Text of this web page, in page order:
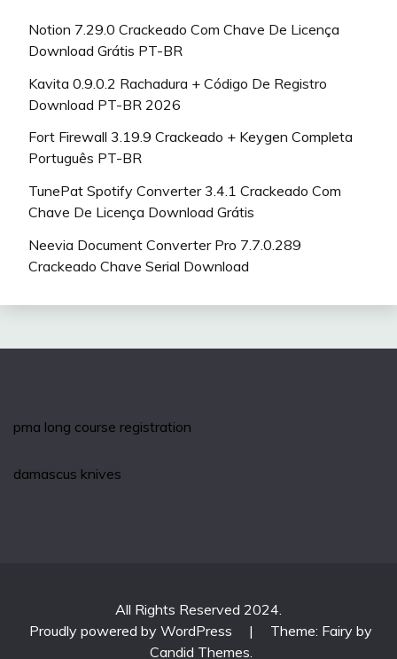
Notion 7.29.0 Crackeado Com Chave De Licença
Download Grátis PT-BR
Kavita 0.9.0.2 Rachadura + Código De Registro
Download PT-BR 2026
Fort Firewall 3.19.9 Crackeado + Keygen Completa
Português PT-BR
TunePat Spotify Converter 3.4.1 Crackeado Com
Chave De Licença Download Grátis
Neevia Document Converter Pro 7.7.0.289
Crackeado Chave Serial Download
pma long course registration
damascus knives
All Rights Reserved 2024.
Proudly powered by WordPress
|
Theme: Fairy by
Candid Themes